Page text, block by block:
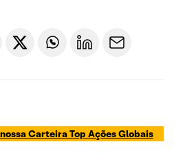
Carteira Top Ações Globais